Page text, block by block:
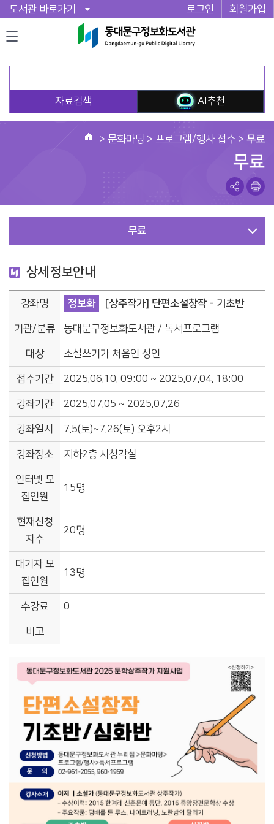
도서관 바로가기 로그인 회원가입
자료검색 AI추천
홈
> 문화마당> 프로그램/행사 접수 > 무료
무료
무료
상세정보안내
강좌명 정보화 [상주작가] 단편소설창작 - 기초반
기관/분류 동대문구정보화도서관 / 독서프로그램
대상 소설쓰기가 처음인 성인
접수기간 2025.06.10. 09:00 ~ 2025.07.04. 18:00
강좌기간 2025.07.05 ~ 2025.07.26
강좌일시 7.5(토)~7.26(토) 오후2시
강좌장소 지하2층 시청각실
인터넷 모
집인원
15명
현재신청
자수
20명
대기자 모
집인원
13명
수강료 0
비고